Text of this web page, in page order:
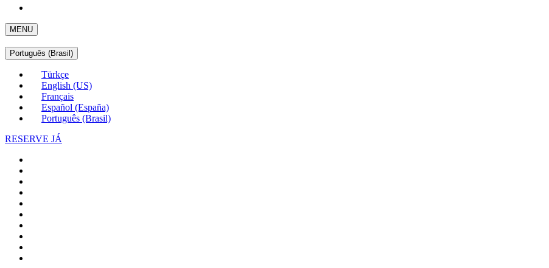
MENU
Português (Brasil)
Türkçe
English (US)
Français
Español (España)
Português (Brasil)
RESERVE JÁ